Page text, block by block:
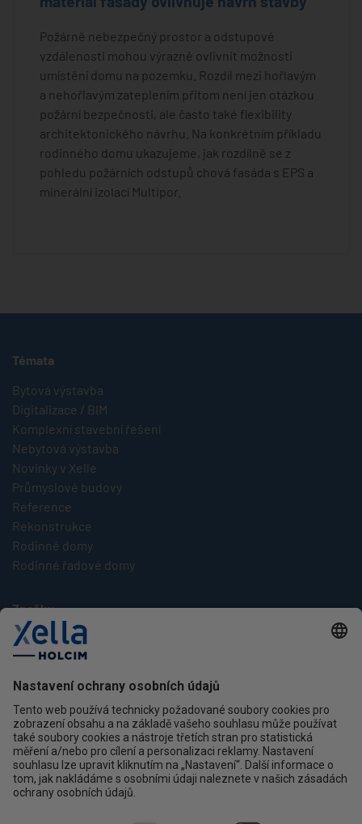
Požárně nebezpečný prostor a odstupové
vzdálenosti mohou výrazně ovlivnit možnosti
umístění domu na pozemku. Rozdíl mezi hořlavým
a nehořlavým zateplením přitom není jen otázkou
požární bezpečnosti, ale často také flexibility
architektonického návrhu. Na konkrétním příkladu
rodinného domu ukazujeme, jak rozdílně se z
pohledu požárních odstupů chová fasáda s EPS a
minerální izolací Multipor.
Témata
Bytová výstavba
Digitalizace / BIM
Komplexní stavební řešení
Nebytová výstavba
Novinky v Xelle
Průmyslové budovy
Reference
Rekonstrukce
Rodinné domy
Rodinné řadové domy
Značky
Multipor
Silka
Xella
Kontakt
Ochrana osobních údajů